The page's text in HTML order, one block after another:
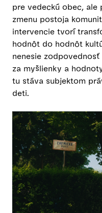
pre vedeckú obec,
zmenu postoja
intervencie tvorí
hodnôt do hodnôt
nenesie
za myšlienky a
tu stáva subjektom
deti.